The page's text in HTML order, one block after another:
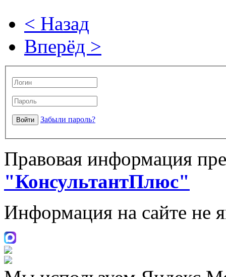
< Назад
Вперёд >
Забыли пароль?
Правовая информация
"КонсультантПлюс"
Информация на сайте не